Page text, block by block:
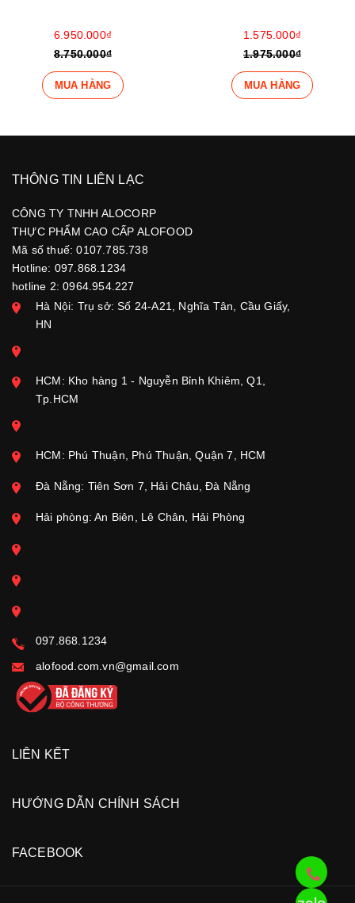
6.950.000₫
8.750.000₫
MUA HÀNG
1.575.000₫
1.975.000₫
MUA HÀNG
THÔNG TIN LIÊN LẠC
CÔNG TY TNHH ALOCORP
THỰC PHẨM CAO CẤP ALOFOOD
Mã số thuế: 0107.785.738
Hotline: 097.868.1234
hotline 2: 0964.954.227
Hà Nội: Trụ sở: Số 24-A21, Nghĩa Tân, Cầu Giấy,
HN
HCM: Kho hàng 1 - Nguyễn Bỉnh Khiêm, Q1,
Tp.HCM
HCM: Phú Thuận, Phú Thuận, Quận 7, HCM
Đà Nẵng: Tiên Sơn 7, Hải Châu, Đà Nẵng
Hải phòng: An Biên, Lê Chân, Hải Phòng
097.868.1234
alofood.com.vn@gmail.com
LIÊN KẾT
HƯỚNG DẪN CHÍNH SÁCH
FACEBOOK